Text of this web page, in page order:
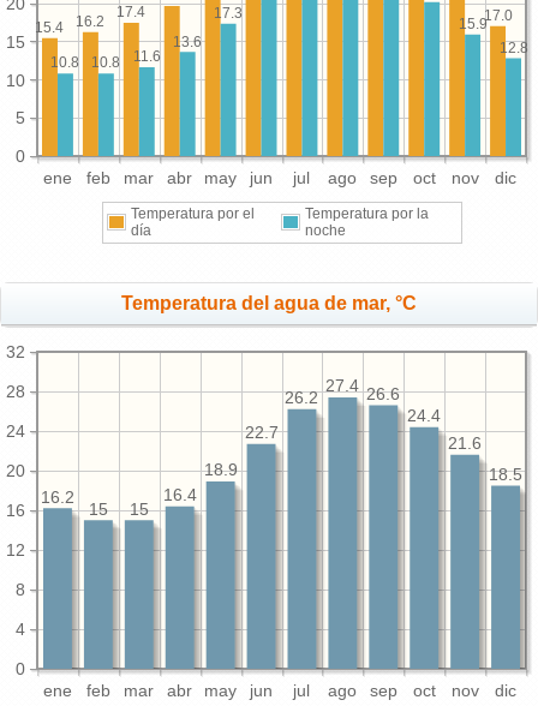
ene feb mar abr may jun jul ago sep oct nov dic
0
5
10
15
17.0
17.4
16.2
15.4
12.8
15.9
17.3
13.6
11.6
10.8
10.8
Temperatura por el
día
Temperatura por la
noche
Temperatura del agua de mar, °C
ene feb mar abr may jun jul ago sep oct nov dic
0
4
8
12
16
20
24
28
32
18.5
21.6
24.4
26.6
27.4
26.2
22.7
18.9
16.4
15
15
16.2